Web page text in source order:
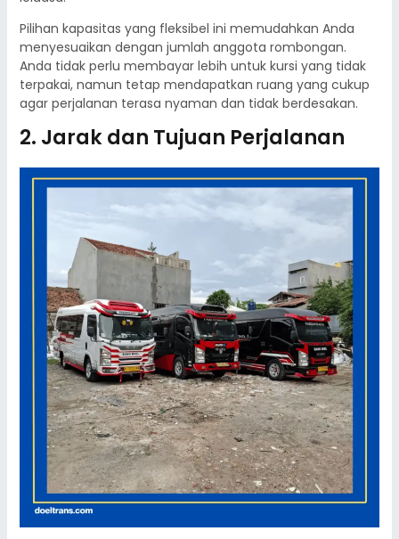
Pilihan kapasitas yang fleksibel ini memudahkan Anda
menyesuaikan dengan jumlah anggota rombongan.
Anda tidak perlu membayar lebih untuk kursi yang tidak
terpakai, namun tetap mendapatkan ruang yang cukup
agar perjalanan terasa nyaman dan tidak berdesakan.
2. Jarak dan Tujuan Perjalanan